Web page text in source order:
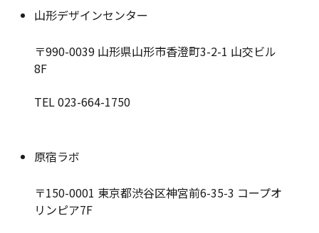
山形デザインセンター
〒990-0039 山形県山形市香澄町3-2-1 山交ビル
8F
TEL 023-664-1750
原宿ラボ
〒150-0001 東京都渋谷区神宮前6-35-3 コープオ
リンピア7F